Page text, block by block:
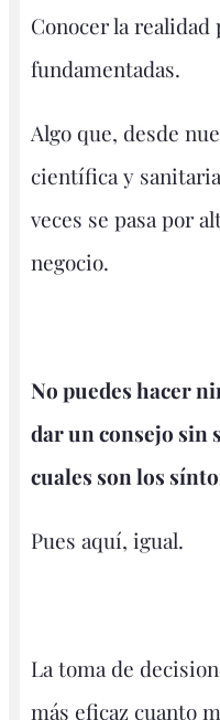
Conocer la
fundamentadas.
Algo que, desde
científica y
veces se pasa por
negocio.
No puedes hacer
dar un consejo sin
cuales son los
Pues aquí, igual.
La toma de
más eficaz cuanto